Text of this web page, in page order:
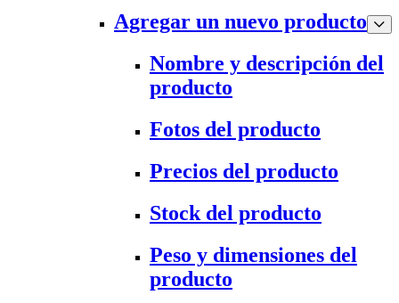
Agregar un nuevo producto
Nombre y descripción del
producto
Fotos del producto
Precios del producto
Stock del producto
Peso y dimensiones del
producto